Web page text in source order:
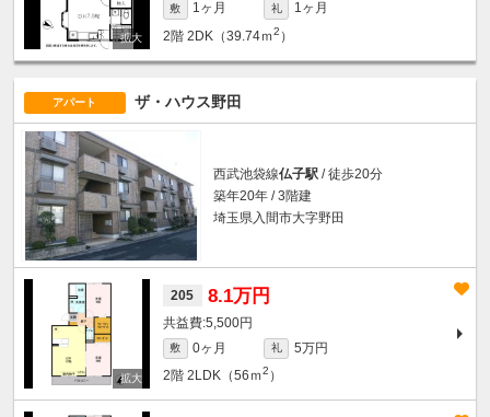
敷 1ヶ月 礼
1ヶ月
2階 2DK（39.74ｍ2 ）
アパート ザ・ハウス野田
西武池袋線仏子駅 / 徒歩20分
築年20年 / 3階建
埼玉県入間市大字野田
205 8.1万円
5,500円
敷 0ヶ月 礼
5万円
2階 2LDK（56ｍ2 ）